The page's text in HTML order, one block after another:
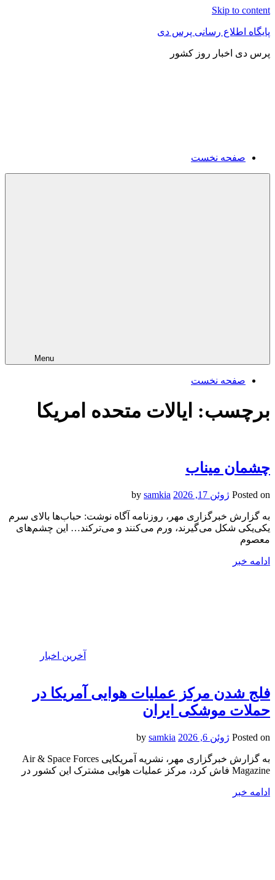
Skip to content
پایگاه اطلاع رسانی پرس دی
پرس دی اخبار روز کشور
صفحه نخست
Menu
صفحه نخست
برچسب: ایالات متحده امریکا
چشمان میناب
Posted on ژوئن 17, 2026 samkia
به گزارش خبرگزاری مهر، روزنامه آگاه نوشت: حباب‌ها بالای سرم
یکی‌یکی شکل می‌گیرند، ورم می‌کنند و می‌ترکند… این چشم‌های
معصوم
ادامه خبر
آخرین اخبار
فلج شدن مرکز عملیات هوایی آمریکا در
حملات موشکی ایران
Posted on ژوئن 6, 2026 samkia
به گزارش خبرگزاری مهر، نشریه آمریکایی Air & Space Forces
Magazine فاش کرد، مرکز عملیات هوایی مشترک این کشور در
ادامه خبر